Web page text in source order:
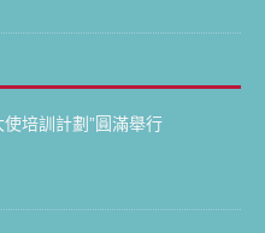
培訓計劃”圓滿舉行